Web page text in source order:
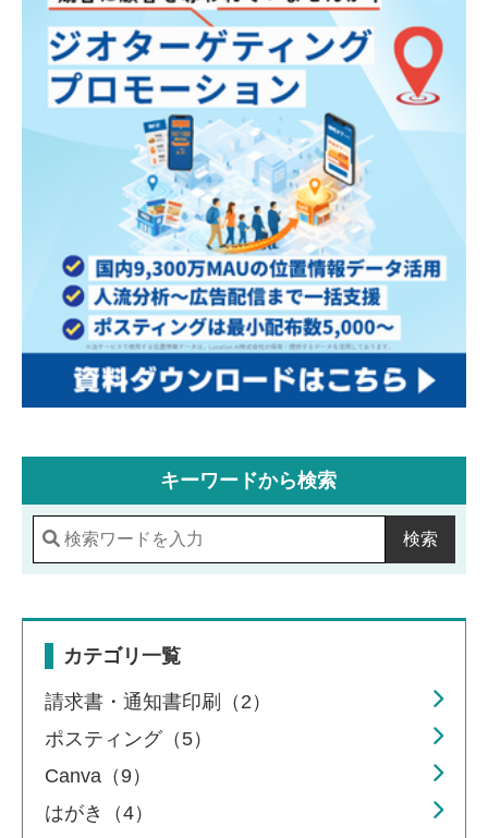
（続きを読む）
キーワードから検索
検索
カテゴリ一覧
請求書・通知書印刷（2）
ポスティング（5）
Canva（9）
はがき（4）